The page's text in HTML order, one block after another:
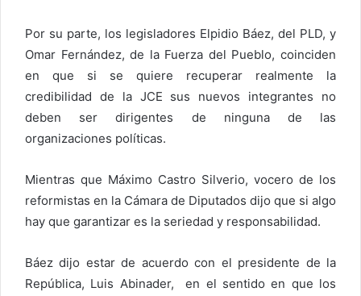
Por su parte, los legisladores Elpidio Báez, del PLD, y
Omar Fernández, de la Fuerza del Pueblo, coinciden
en que si se quiere recuperar realmente la
credibilidad de la JCE sus nuevos integrantes no
deben ser dirigentes de ninguna de las
organizaciones políticas.
Mientras que Máximo Castro Silverio, vocero de los
reformistas en la Cámara de Diputados dijo que si algo
hay que garantizar es la seriedad y responsabilidad.
Báez dijo estar de acuerdo con el presidente de la
República, Luis Abinader, en el sentido en que los